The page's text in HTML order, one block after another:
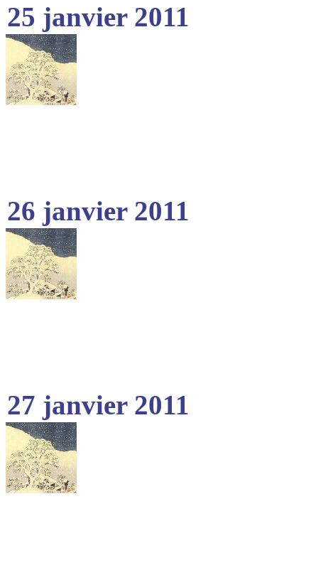
25 janvier 2011
26 janvier 2011
27 janvier 2011